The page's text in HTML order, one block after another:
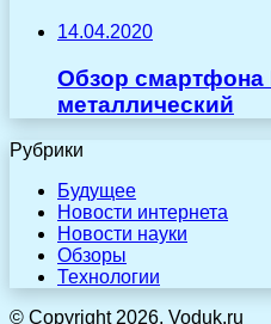
14.04.2020
Обзор смартфона
металлический
Рубрики
Будущее
Новости интернета
Новости науки
Обзоры
Технологии
© Copyright 2026, Voduk.ru